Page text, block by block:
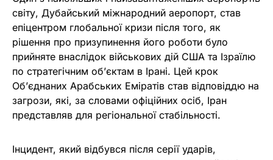
світу, Дубайський міжнародний аеропорт, став
епіцентром глобальної кризи після того, як
рішення про призупинення його роботи було
прийняте внаслідок військових дій США та Ізраїлю
по стратегічним об’єктам в Ірані. Цей крок
Об’єднаних Арабських Еміратів став відповіддю на
загрози, які, за словами офіційних осіб, Іран
представляв для регіональної стабільності.
Інцидент, який відбувся після серії ударів,